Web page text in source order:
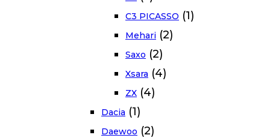
C3 PICASSO (1)
Mehari (2)
Saxo (2)
Xsara (4)
ZX (4)
Dacia (1)
Daewoo (2)